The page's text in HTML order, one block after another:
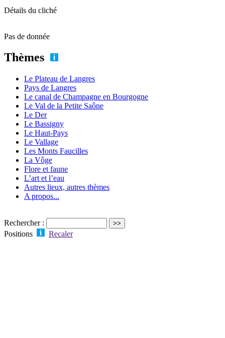
Détails du cliché
Pas de donnée
Thèmes
Le Plateau de Langres
Pays de Langres
Le canal de Champagne en Bourgogne
Le Val de la Petite Saône
Le Der
Le Bassigny
Le Haut-Pays
Le Vallage
Les Monts Faucilles
La Vôge
Flore et faune
L’art et l’eau
Autres lieux, autres thèmes
A propos...
Rechercher :
Positions
Recaler